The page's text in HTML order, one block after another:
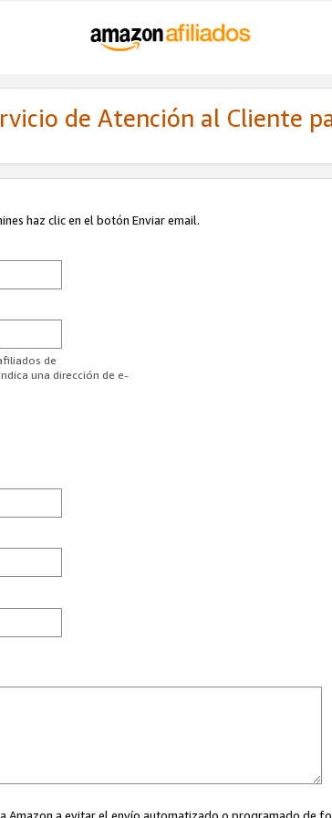
de Atención al Cliente
haz clic en el botón Enviar email.
de
una dirección de e-